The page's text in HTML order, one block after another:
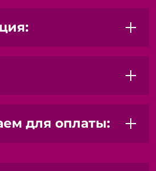
для оплаты: